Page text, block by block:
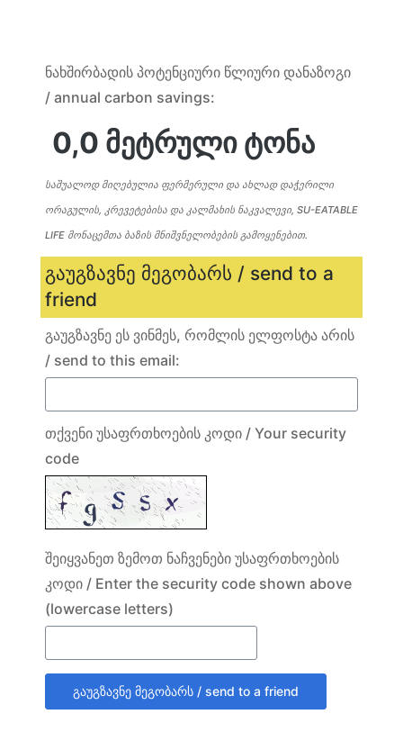
ნახშირბადის პოტენციური წლიური დანაზოგი
/ annual carbon savings:
საშუალოდ მიღებულია ფერმერული და ახლად დაჭერილი
ორაგულის, კრევეტებისა და კალმახის ნაკვალევი, SU-EATABLE
LIFE მონაცემთა ბაზის მნიშვნელობების გამოყენებით.
გაუგზავნე მეგობარს / send to a
friend
გაუგზავნე ეს ვინმეს, რომლის ელფოსტა არის
/ send to this email:
თქვენი უსაფრთხოების კოდი / Your security
code
შეიყვანეთ ზემოთ ნაჩვენები უსაფრთხოების
კოდი / Enter the security code shown above
(lowercase letters)
გაუგზავნე მეგობარს / send to a friend